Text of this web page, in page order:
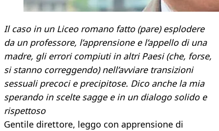
Il caso in un Liceo romano fatto (pare) esplodere
da un professore, l’apprensione e l’appello di una
madre, gli errori compiuti in altri Paesi (che, forse,
si stanno correggendo) nell’avviare transizioni
sessuali precoci e precipitose. Dico anche la mia
sperando in scelte sagge e in un dialogo solido e
rispettoso
Gentile direttore, leggo con apprensione di